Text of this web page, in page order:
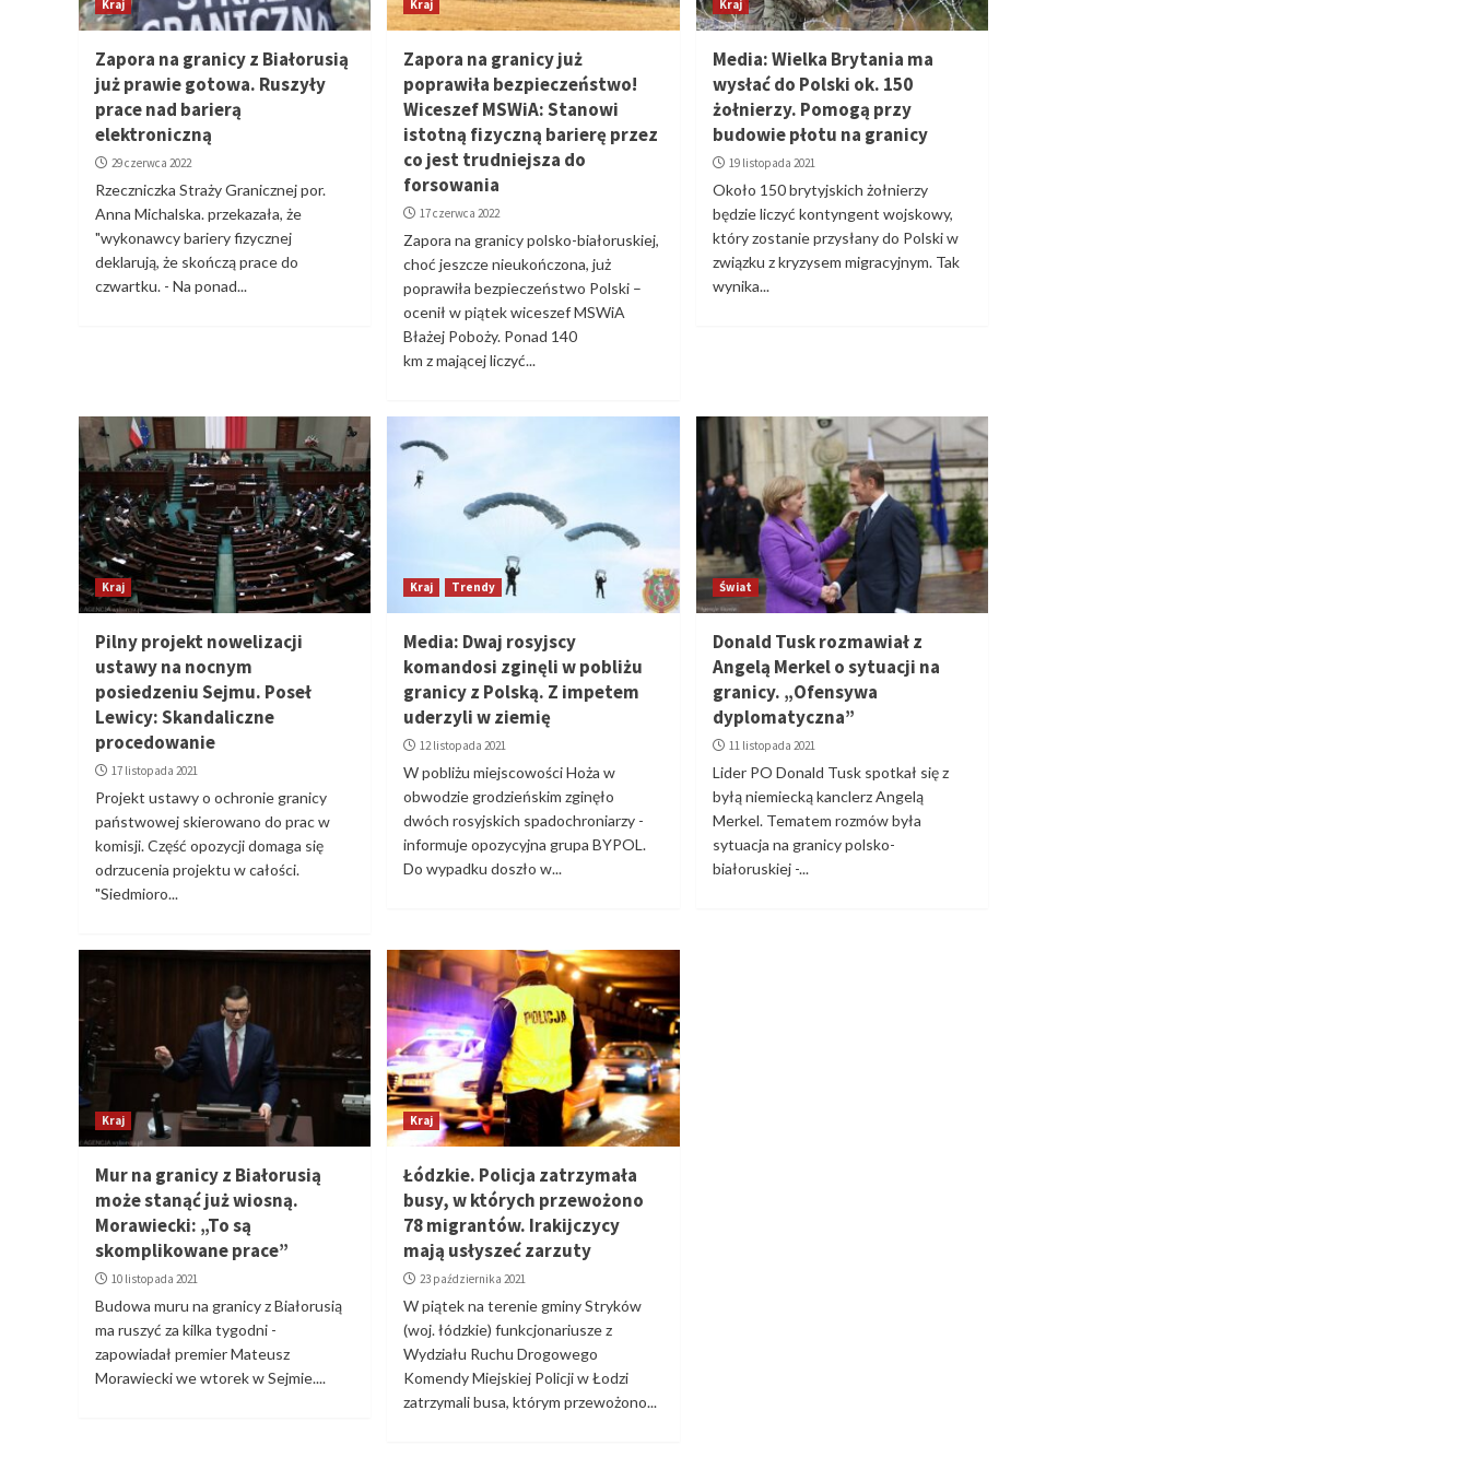
Kraj
Zapora na granicy z Białorusią
już prawie gotowa. Ruszyły
prace nad barierą
elektroniczną
29 czerwca 2022
Rzeczniczka Straży Granicznej por.
Anna Michalska. przekazała, że
"wykonawcy bariery fizycznej
deklarują, że skończą prace do
czwartku. - Na ponad...
Kraj
Zapora na granicy już
poprawiła bezpieczeństwo!
Wiceszef MSWiA: Stanowi
istotną fizyczną barierę przez
co jest trudniejsza do
forsowania
17 czerwca 2022
Zapora na granicy polsko-białoruskiej,
choć jeszcze nieukończona, już
poprawiła bezpieczeństwo Polski –
ocenił w piątek wiceszef MSWiA
Błażej Poboży. Ponad 140
km z mającej liczyć...
Kraj
Media: Wielka Brytania ma
wysłać do Polski ok. 150
żołnierzy. Pomogą przy
budowie płotu na granicy
19 listopada 2021
Około 150 brytyjskich żołnierzy
będzie liczyć kontyngent wojskowy,
który zostanie przysłany do Polski w
związku z kryzysem migracyjnym. Tak
wynika...
Kraj
Pilny projekt nowelizacji
ustawy na nocnym
posiedzeniu Sejmu. Poseł
Lewicy: Skandaliczne
procedowanie
17 listopada 2021
Projekt ustawy o ochronie granicy
państwowej skierowano do prac w
komisji. Część opozycji domaga się
odrzucenia projektu w całości.
"Siedmioro...
Kraj Trendy
Media: Dwaj rosyjscy
komandosi zginęli w pobliżu
granicy z Polską. Z impetem
uderzyli w ziemię
12 listopada 2021
W pobliżu miejscowości Hoża w
obwodzie grodzieńskim zginęło
dwóch rosyjskich spadochroniarzy -
informuje opozycyjna grupa BYPOL.
Do wypadku doszło w...
Świat
Donald Tusk rozmawiał z
Angelą Merkel o sytuacji na
granicy. „Ofensywa
dyplomatyczna”
11 listopada 2021
Lider PO Donald Tusk spotkał się z
byłą niemiecką kanclerz Angelą
Merkel. Tematem rozmów była
sytuacja na granicy polsko-
białoruskiej -...
Kraj
Mur na granicy z Białorusią
może stanąć już wiosną.
Morawiecki: „To są
skomplikowane prace”
10 listopada 2021
Budowa muru na granicy z Białorusią
ma ruszyć za kilka tygodni -
zapowiadał premier Mateusz
Morawiecki we wtorek w Sejmie....
Kraj
Łódzkie. Policja zatrzymała
busy, w których przewożono
78 migrantów. Irakijczycy
mają usłyszeć zarzuty
23 października 2021
W piątek na terenie gminy Stryków
(woj. łódzkie) funkcjonariusze z
Wydziału Ruchu Drogowego
Komendy Miejskiej Policji w Łodzi
zatrzymali busa, którym przewożono...